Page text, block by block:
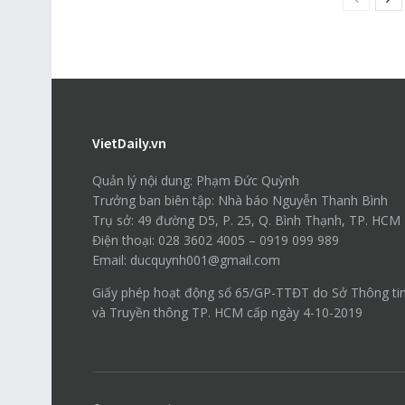
VietDaily.vn
Quản lý nội dung: Phạm Đức Quỳnh
Trưởng ban biên tập: Nhà báo Nguyễn Thanh Bình
Trụ sở: 49 đường D5, P. 25, Q. Bình Thạnh, TP. HCM
Điện thoại: 028 3602 4005 – 0919 099 989
Email: ducquynh001@gmail.com
Giấy phép hoạt động số 65/GP-TTĐT do Sở Thông
và Truyền thông TP. HCM cấp ngày 4-10-2019